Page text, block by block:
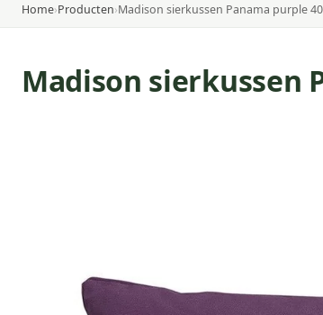
Home›Producten›Madison sierkussen Panama purple
Madison sierkussen